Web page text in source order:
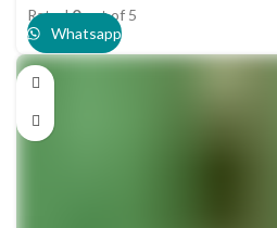
Rated0out of 5
Whatsapp